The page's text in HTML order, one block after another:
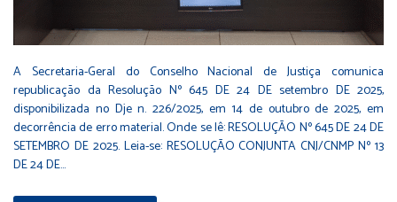
A Secretaria-Geral do Conselho Nacional de Justiça comunica
republicação da Resolução Nº 645 DE 24 DE setembro DE 2025,
disponibilizada no Dje n. 226/2025, em 14 de outubro de 2025, em
decorrência de erro material. Onde se lê: RESOLUÇÃO Nº 645 DE 24 DE
SETEMBRO DE 2025. Leia-se: RESOLUÇÃO CONJUNTA CNJ/CNMP Nº 13
DE 24 DE…